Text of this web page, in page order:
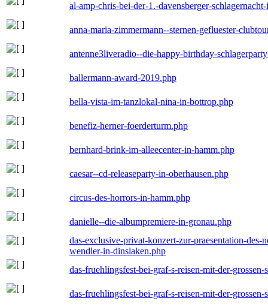
al-amp-chris-bei-der-1.-davensberger-
anna-maria-zimmermann--sternen-gefluester-
antenne3liveradio--die-happy-birthday-
ballermann-award-2019.php
bella-vista-im-tanzlokal-nina-in-bottrop.php
benefiz-herner-foerderturm.php
bernhard-brink-im-alleecenter-in-hamm.php
caesar--cd-releaseparty-in-oberhausen.php
circus-des-horrors-in-hamm.php
danielle--die-albumpremiere-in-gronau.php
das-exclusive-privat-konzert-zur-praesentation-
wendler-in-dinslaken.php
das-fruehlingsfest-bei-graf-s-reisen-mit-der-
das-fruehlingsfest-bei-graf-s-reisen-mit-der-